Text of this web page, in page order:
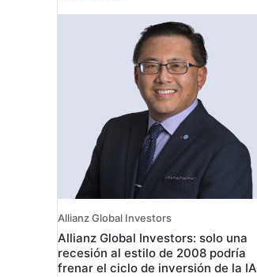
Allianz Global Investors
Allianz Global Investors: solo una
recesión al estilo de 2008 podría
frenar el ciclo de inversión de la IA